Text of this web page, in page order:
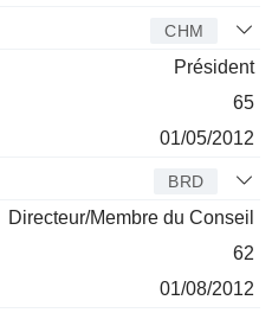
CHM
Président
65
01/05/2012
BRD
Directeur/Membre du Conseil
62
01/08/2012